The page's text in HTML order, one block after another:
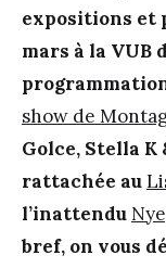
expositions et
mars à la VUB
show de
Golce, Stella K
rattachée au
l’inattendu
bref, on vous